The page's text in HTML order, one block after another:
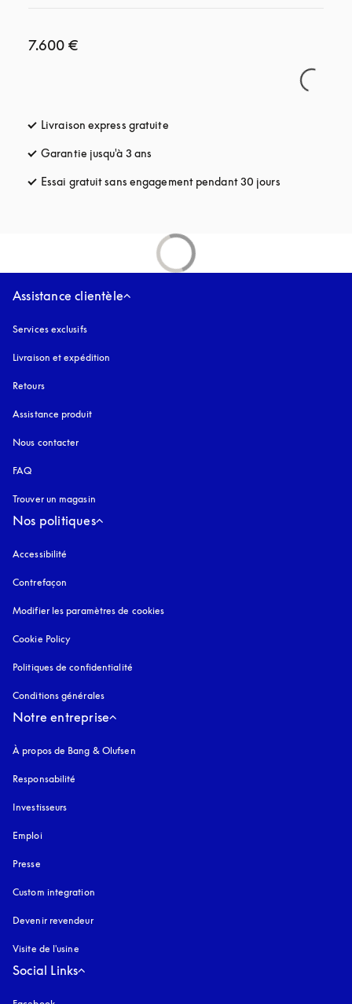
7.600 €
Livraison express gratuite
Garantie jusqu'à 3 ans
Essai gratuit sans engagement pendant 30 jours
Assistance clientèle
Services exclusifs
Livraison et expédition
Retours
Assistance produit
Nous contacter
FAQ
Trouver un magasin
Nos politiques
Accessibilité
Contrefaçon
Modifier les paramètres de cookies
Cookie Policy
Politiques de confidentialité
Conditions générales
Notre entreprise
À propos de Bang & Olufsen
Responsabilité
Investisseurs
Emploi
Presse
Custom integration
Devenir revendeur
Visite de l'usine
Social Links